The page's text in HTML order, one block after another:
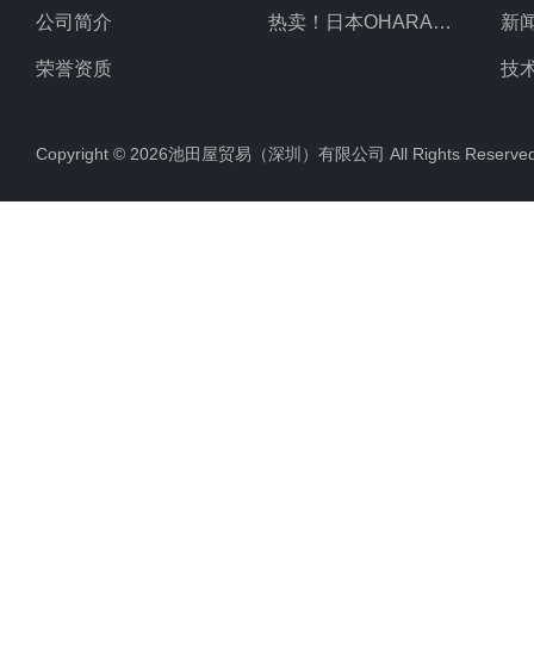
公司简介
荣誉资质
热卖！日本OHARA小原株式 新
技
Copyright © 2026池田屋贸易（深圳）有限公司 All Rights